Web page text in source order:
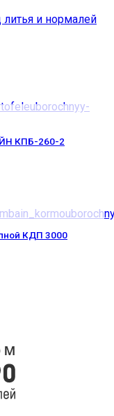
литья и нормалей
КПБ-260-2
КДП 3000